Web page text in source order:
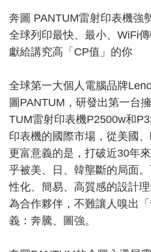
奔圖 PANTUM雷射印表機強
全球列印最快、最小、WiFi
獻給講究高「CP值」的你
全球第一大個人電腦品牌
圖PANTUM，研發出第一台
TUM雷射印表機P2500w和
印表機的國際市場，從美國
更富意義的是，打破近30年
乎被美、日、韓壟斷的局面
性化、簡易、高質感的設計
為合作夥伴，不難讓人嗅出
義：奔騰、圖強。